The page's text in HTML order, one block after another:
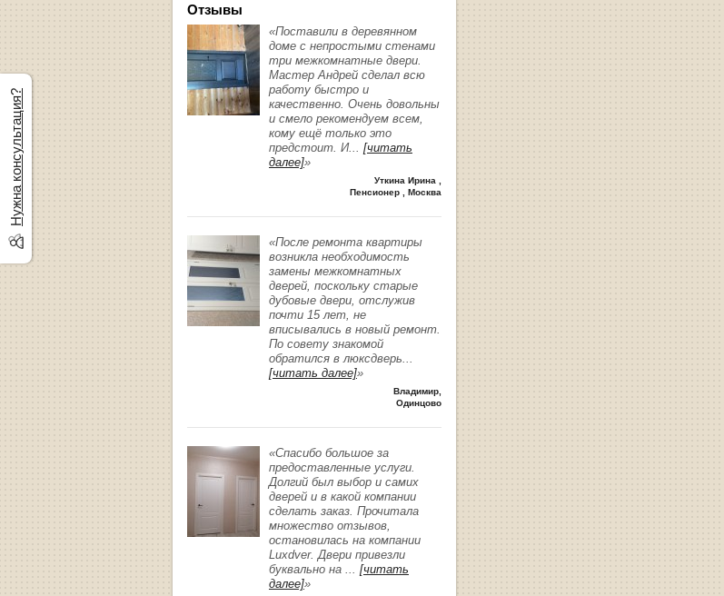
Отзывы
«Поставили в деревянном
доме с непростыми стенами
три межкомнатные двери.
Мастер Андрей сделал всю
работу быстро и
качественно. Очень довольны
и смело рекомендуем всем,
кому ещё только это
предстоит. И... [читать
далее]»
Уткина Ирина ,
Пенсионер , Москва
«После ремонта квартиры
возникла необходимость
замены межкомнатных
дверей, поскольку старые
дубовые двери, отслужив
почти 15 лет, не
вписывались в новый ремонт.
По совету знакомой
обратился в люксдверь...
[читать далее]»
Владимир,
Одинцово
«Спасибо большое за
предоставленные услуги.
Долгий был выбор и самих
дверей и в какой компании
сделать заказ. Прочитала
множество отзывов,
остановилась на компании
Luxdver. Двери привезли
буквально на ... [читать
далее]»
Нужна консультация?